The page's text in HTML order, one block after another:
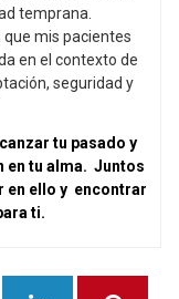
temprana.
mis pacientes
en el contexto de
seguridad y
tu pasado y
en tu alma. Juntos
en ello y encontrar
ti.